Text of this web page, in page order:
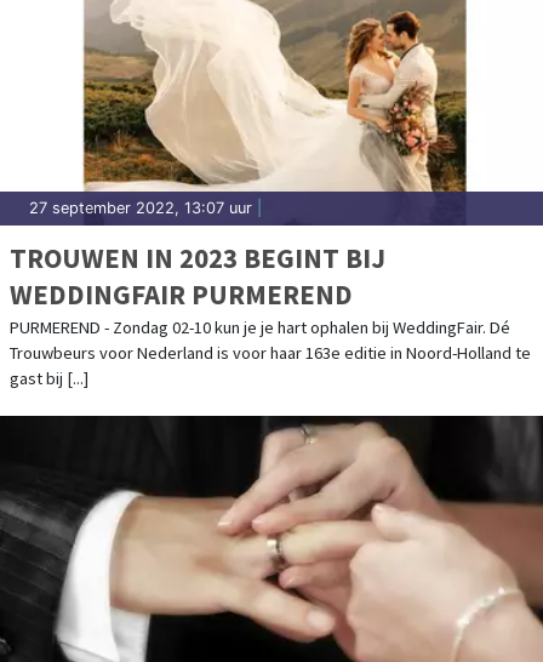
27 september 2022, 13:07 uur
TROUWEN IN 2023 BEGINT BIJ
WEDDINGFAIR PURMEREND
PURMEREND - Zondag 02-10 kun je je hart ophalen bij WeddingFair. Dé
Trouwbeurs voor Nederland is voor haar 163e editie in Noord-Holland te
gast bij [...]